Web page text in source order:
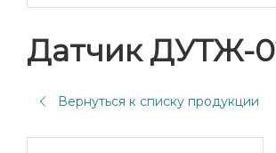
Датчик ДУТЖ-
Вернуться к списку продукции